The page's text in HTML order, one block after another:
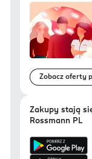
Zobacz oferty
Zakupy stają
Rossmann PL